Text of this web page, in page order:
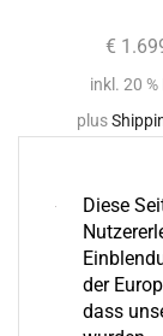
€
inkl. 20
plus
Diese
der
dass